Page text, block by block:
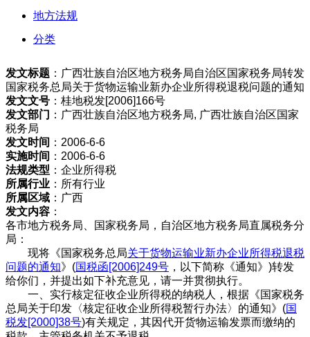
地方法规
分类
发文标题 ：广西壮族自治区地方税务局自治区国家税务局转发
国家税务总局关于货物运输业新办企业所得税退税问题的通知
发文文号 ：桂地税发[2006]166号
发文部门 ：广西壮族自治区地方税务局, 广西壮族自治区国家
税务局
发文时间 ：2006-6-6
实施时间 ：2006-6-6
法规类型 ：企业所得税
所属行业 ：所有行业
所属区域 ：广西
发文内容 ：
各市地方税务局、国家税务局，自治区地方税务局直属税务分
局：
现将《国家税务总局关于货物运输业新办企业所得税退税
问题的通知》(国税函[2006]249号 ，以下简称《通知》)转发
给你们，并提出如下补充意见，请一并贯彻执行。
一、实行核定征收企业所得税的纳税人，根据《国家税务
总局关于印发〈核定征收企业所得税暂行办法〉的通知》(国
税发[2000]38号)有关规定，其因代开货物运输发票而缴纳的